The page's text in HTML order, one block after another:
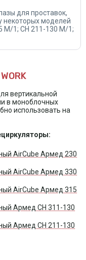
для проставок,
некоторых моделей
М/1; CH 211-130 М/1;
вертикальной
в моноблочных
использовать на
AirCube Армед 230
AirCube Армед 330
AirCube Армед 315
Армед CH 311-130
Армед CH 211-130